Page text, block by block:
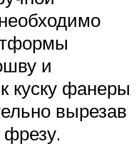
и
куску фанеры
вырезав